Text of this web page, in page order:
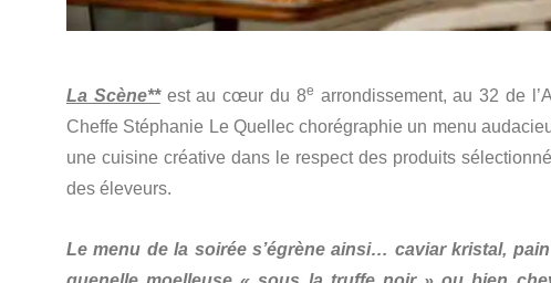
La Scène** est au cœur du 8e arrondissement, au 32 de
Cheffe Stéphanie Le Quellec chorégraphie un menu
une cuisine créative dans le respect des produits
des éleveurs.
Le menu de la soirée s’égrène ainsi… caviar kristal,